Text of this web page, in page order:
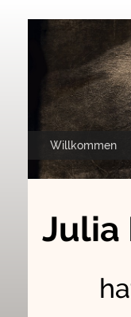
Willkommen
Julia